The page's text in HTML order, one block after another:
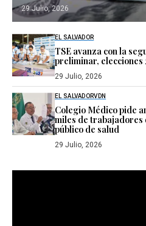
29 Julio, 2026
EL SALVADOR
TSE avanza con la
preliminar, elecciones
29 Julio, 2026
EL SALVADORVDN
Colegio Médico pide
miles de trabajadores
público de salud
29 Julio, 2026